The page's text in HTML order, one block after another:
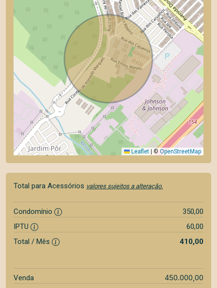
Leaflet © OpenStreetMap
Total para Acessórios valores sujeitos a alteração.
Condomínio
350,00
IPTU
60,00
Total / Mês
410,00
Venda 450.000,00